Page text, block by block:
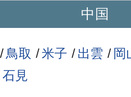
中国
鳥取 米子 出雲
岡
石見